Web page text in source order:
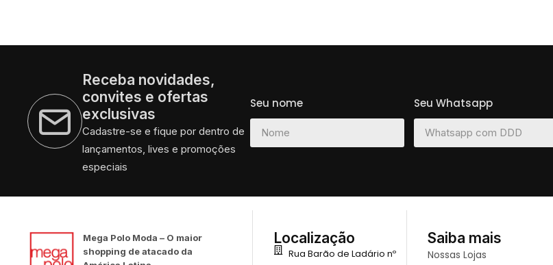
Receba novidades,
convites e ofertas
exclusivas
Cadastre-se e fique por dentro de
lançamentos, lives e promoções
especiais
Seu nome Seu Whatsapp
Mega Polo Moda – O maior
shopping de atacado da
Localização
Rua Barão de Ladário nº
Saiba mais
Nossas Lojas